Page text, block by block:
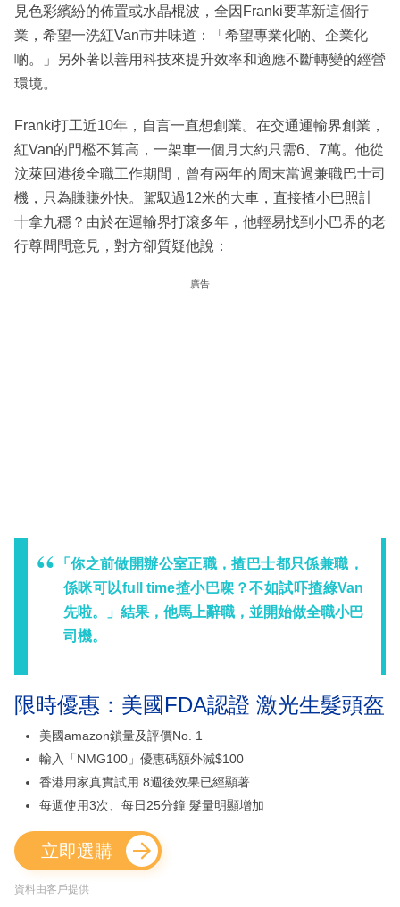
見色彩繽紛的佈置或水晶棍波，全因Franki要革新這個行
業，希望一洗紅Van市井味道：「希望專業化啲、企業化
啲。」另外著以善用科技來提升效率和適應不斷轉變的經營
環境。
Franki打工近10年，自言一直想創業。在交通運輸界創業，
紅Van的門檻不算高，一架車一個月大約只需6、7萬。他從
汶萊回港後全職工作期間，曾有兩年的周末當過兼職巴士司
機，只為賺賺外快。駕馭過12米的大車，直接揸小巴照計
十拿九穩？由於在運輸界打滾多年，他輕易找到小巴界的老
行尊問問意見，對方卻質疑他說：
廣告
「你之前做開辦公室正職，揸巴士都只係兼職，
係咪可以full time揸小巴㗎？不如試吓揸綠Van
先啦。」結果，他馬上辭職，並開始做全職小巴
司機。
限時優惠：美國FDA認證 激光生髮頭盔
美國amazon鎖量及評價No. 1
輸入「NMG100」優惠碼額外減$100
香港用家真實試用 8週後效果已經顯著
每週使用3次、每日25分鐘 髮量明顯增加
立即選購
資料由客戶提供